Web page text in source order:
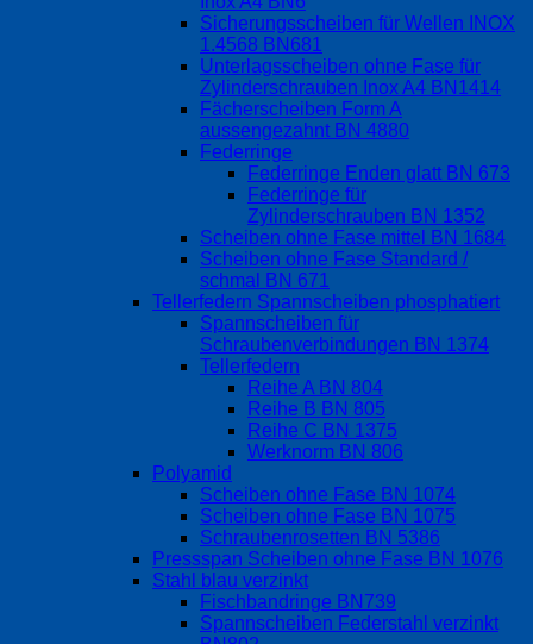
Sicherungsscheiben für Wellen INOX
1.4568 BN681
Unterlagsscheiben ohne Fase für
Zylinderschrauben Inox A4 BN1414
Fächerscheiben Form A
aussengezahnt BN 4880
Federringe
Federringe Enden glatt BN 673
Federringe für
Zylinderschrauben BN 1352
Scheiben ohne Fase mittel BN 1684
Scheiben ohne Fase Standard /
schmal BN 671
Tellerfedern Spannscheiben phosphatiert
Spannscheiben für
Schraubenverbindungen BN 1374
Tellerfedern
Reihe A BN 804
Reihe B BN 805
Reihe C BN 1375
Werknorm BN 806
Polyamid
Scheiben ohne Fase BN 1074
Scheiben ohne Fase BN 1075
Schraubenrosetten BN 5386
Pressspan Scheiben ohne Fase BN 1076
Stahl blau verzinkt
Fischbandringe BN739
Spannscheiben Federstahl verzinkt